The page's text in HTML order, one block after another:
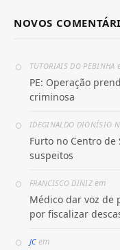
NOVOS
TUTORIAIS DO PEBINHA
PE: Operação
criminosa
IDEGINALDO DIONÍSIO
Furto no Centro de
suspeitos
FRANCISCO DINIZem
Médico dar voz de
por fiscalizar
JCem